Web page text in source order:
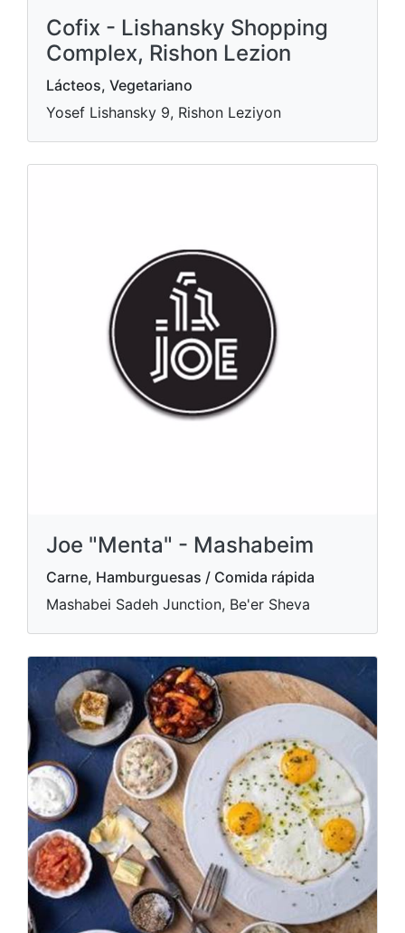
Cofix - Lishansky Shopping
Complex, Rishon Lezion
Lácteos, Vegetariano
Yosef Lishansky 9, Rishon Leziyon
Joe "Menta" - Mashabeim
Carne, Hamburguesas / Comida rápida
Mashabei Sadeh Junction, Be'er Sheva